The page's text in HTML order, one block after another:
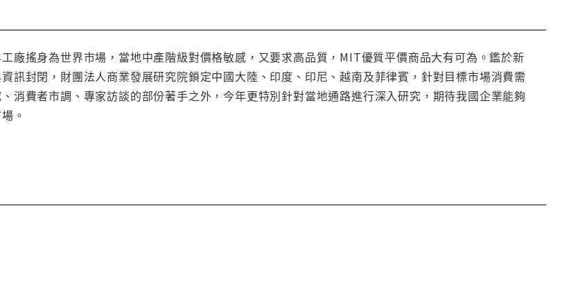
廠搖身為世界市場，當地中產階級對價格敏感，又要求高品質，MIT優質平價商品大有可為。鑑於新
訊封閉，財團法人商業發展研究院鎖定中國大陸、印度、印尼、越南及菲律賓，針對目標市場消費需
消費者市調、專家訪談的部份著手之外，今年更特別針對當地通路進行深入研究，期待我國企業能夠
。